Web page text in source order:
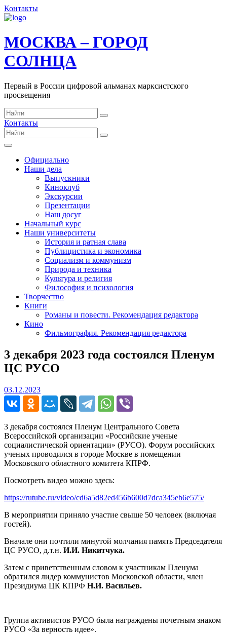
Контакты
МОСКВА – ГОРОД
СОЛНЦА
Первый в России цифровой альманах марксистского
просвещения
Контакты
Официально
Наши дела
Выпускники
Киноклуб
Экскурсии
Презентации
Наш досуг
Начальный курс
Наши университеты
История и ратная слава
Публицистика и экономика
Социализм и коммунизм
Природа и техника
Культура и религия
Философия и психология
Творчество
Книги
Романы и повести. Рекомендация редактора
Кино
Фильмография. Рекомендация редактора
3 декабря 2023 года состоялся Пленум
ЦС РУСО
03.12.202303.12.2023
3 декабря состоялся Пленум Центрального Совета
Всероссийской организации «Российские ученые
социалистической ориентации» (РУСО). Форум российских
ученых проводился в городе Москве в помещении
Московского областного комитета КПРФ.
Посмотреть видео можно здесь:
https://rutube.ru/video/cd6a5d82ed456b600d7dca345eb6e575/
В мероприятии приняло участие свыше 50 человек (включая
гостей).
Вначале они почтили минутой молчания память Председателя
ЦС РУСО, д.т.н. И.И. Никитчука.
Затем с приветственным словом к участникам Пленума
обратился лидер коммунистов Московской области, член
Президиума ЦК КПРФ Н.И. Васильев.
Группа активистов РУСО была награждены почетным знаком
РУСО «За верность идее».